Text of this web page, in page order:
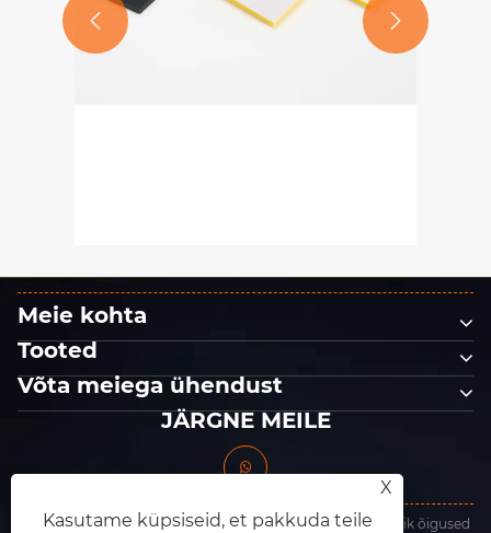
 
Meie kohta
Tooted
Võta meiega ühendust
JÄRGNE MEILE
Autoriõigus © 2025 Dongguan King Abrasives Co., Ltd. Kõik õigused
X
Kasutame küpsiseid, et pakkuda teile